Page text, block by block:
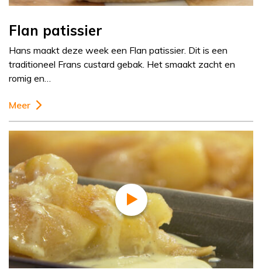
Flan patissier
Hans maakt deze week een Flan patissier. Dit is een
traditioneel Frans custard gebak. Het smaakt zacht en
romig en…
Meer